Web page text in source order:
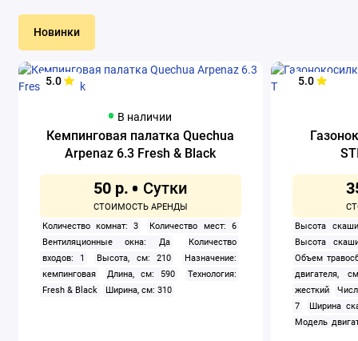
Новинки
5.0
В наличии
Кемпинговая палатка Quechua
Arpenaz 6.3 Fresh & Black
50 р.
Количество комнат: 3
Количество мест: 6
Вентиляционные окна: Да
Количество
входов: 1
Высота, см: 210
Назначение:
кемпинговая
Длина, см: 590
Технология:
Fresh & Black
Ширина, см: 310
5.0
Высота
Высота
Объем
двигателя,
жесткий
7
Ширина
Модель